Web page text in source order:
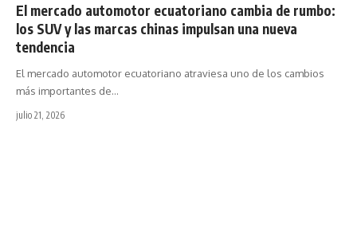
El mercado automotor ecuatoriano cambia de rumbo:
los SUV y las marcas chinas impulsan una nueva
tendencia
El mercado automotor ecuatoriano atraviesa uno de los cambios
más importantes de…
julio 21, 2026